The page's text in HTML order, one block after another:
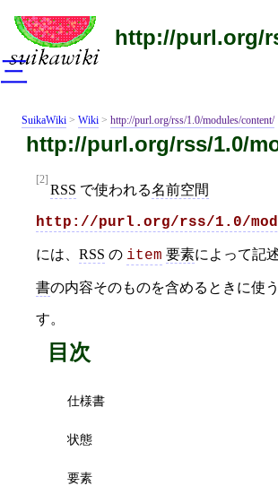
http://purl.org/
SuikaWiki > Wiki > http://purl.org/rss/1.0/modules/content/
http://purl.org/rss/1.0/
[2]
RSS で使われる名前空間
http://purl.org/rss/1.0/
には、 RSS の item 要素によって記
書の内容そのものを含めるときに使う
す。
目次
仕様書
状態
要素
三